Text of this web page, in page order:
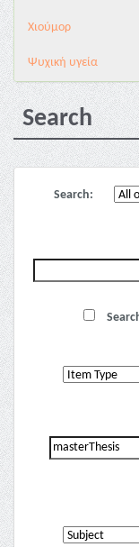
Χιούμορ
Ψυχική υγεία
Search
Search: